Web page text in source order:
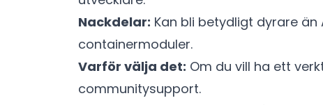
Nackdelar: Kan bli betydligt dyrare
containermoduler.
Varför välja det: Om du vill ha ett
communitysupport.